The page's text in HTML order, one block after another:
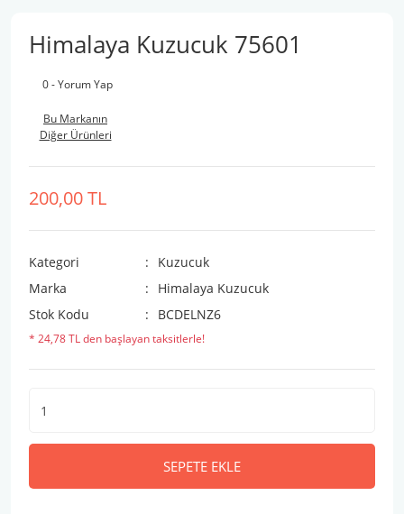
Himalaya Kuzucuk 75601
0 - Yorum Yap
Bu Markanın
Diğer Ürünleri
200,00 TL
Kategori
Kuzucuk
Marka
Himalaya Kuzucuk
Stok Kodu
BCDELNZ6
* 24,78 TL den başlayan taksitlerle!
SEPETE EKLE